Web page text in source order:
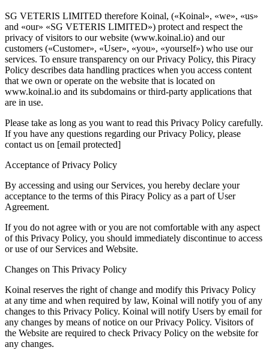
SG VETERIS LIMITED therefore Koinal, («Koinal», «we», «us»
and «our» «SG VETERIS LIMITED») protect and respect the
privacy of visitors to our website (www.koinal.io) and our
customers («Customer», «User», «you», «yourself») who use our
services. To ensure transparency on our Privacy Policy, this Piracy
Policy describes data handling practices when you access content
that we own or operate on the website that is located on
www.koinal.io and its subdomains or third-party applications that
are in use.
Please take as long as you want to read this Privacy Policy carefully.
If you have any questions regarding our Privacy Policy, please
contact us on [email protected]
Acceptance of Privacy Policy
By accessing and using our Services, you hereby declare your
acceptance to the terms of this Piracy Policy as a part of User
Agreement.
If you do not agree with or you are not comfortable with any aspect
of this Privacy Policy, you should immediately discontinue to access
or use of our Services and Website.
Changes on This Privacy Policy
Koinal reserves the right of change and modify this Privacy Policy
at any time and when required by law, Koinal will notify you of any
changes to this Privacy Policy. Koinal will notify Users by email for
any changes by means of notice on our Privacy Policy. Visitors of
the Website are required to check Privacy Policy on the website for
any changes.